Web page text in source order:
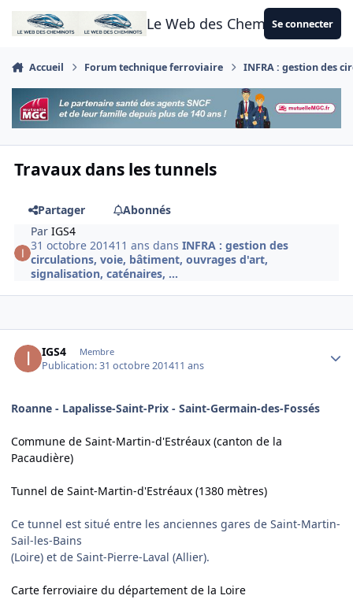
Aller au contenu
Le Web des CheminotsSe connecter
Accueil Forum technique ferroviaire INFRA : gestion des
Travaux dans les tunnels
Partager
Abonnés
ParIGS4
31 octobre 201411 ans dansINFRA : gestion des
circulations, voie, bâtiment, ouvrages d'art,
signalisation, caténaires, ...
IGS4 Membre
Publication:31 octobre 201411 ans
Roanne - Lapalisse-Saint-Prix - Saint-Germain-des-Fossés
Commune de Saint-Martin-d'Estréaux (canton de la
Pacaudière)
Tunnel de Saint-Martin-d'Estréaux (1380 mètres)
Ce tunnel est situé entre les anciennes gares de Saint-Martin-
Sail-les-Bains
(Loire) et de Saint-Pierre-Laval (Allier).
Carte ferroviaire du département de la Loire